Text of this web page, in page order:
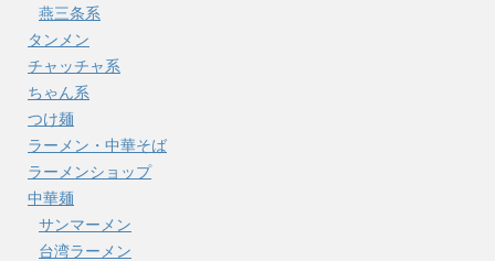
燕三条系
タンメン
チャッチャ系
ちゃん系
つけ麺
ラーメン・中華そば
ラーメンショップ
中華麺
サンマーメン
台湾ラーメン